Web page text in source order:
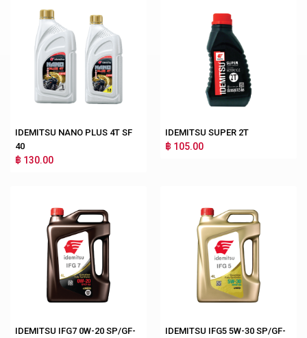
IDEMITSU NANO PLUS 4T SF
40
฿ 130.00
IDEMITSU SUPER 2T
฿ 105.00
IDEMITSU IFG7 0W-20 SP/GF-
IDEMITSU IFG5 5W-30 SP/GF-